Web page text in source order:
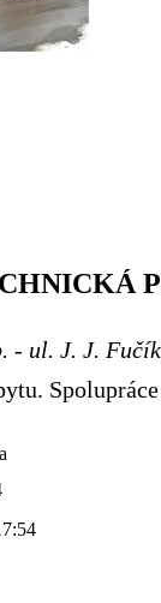
- ul. J. J.